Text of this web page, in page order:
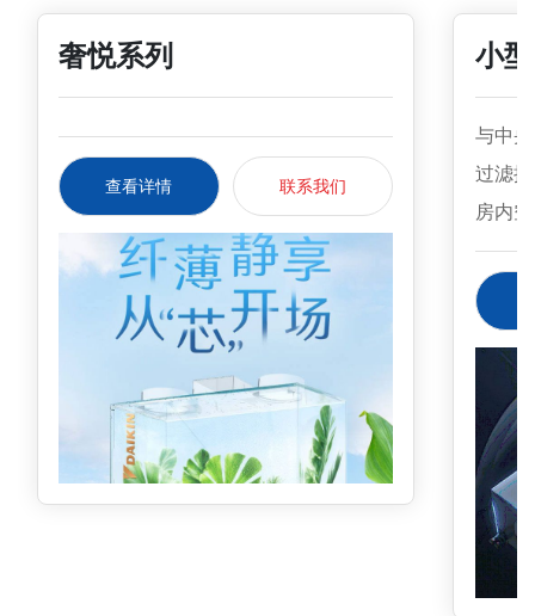
有无/
动手
境温
405-
定期
期勤
指导价
￥
换滤
奢悦系列
查看详情 联系我们
小
与中
过滤
房内
风量
滤网
气。